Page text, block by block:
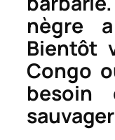
nègre
Bientôt
Congo
besoin